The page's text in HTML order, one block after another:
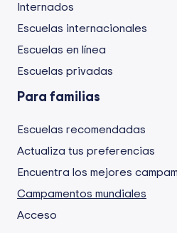
Internados
Escuelas internacionales
Escuelas en línea
Escuelas privadas
Para familias
Escuelas recomendadas
Actualiza tus preferencias
Encuentra los mejores
Campamentos mundiales
Acceso